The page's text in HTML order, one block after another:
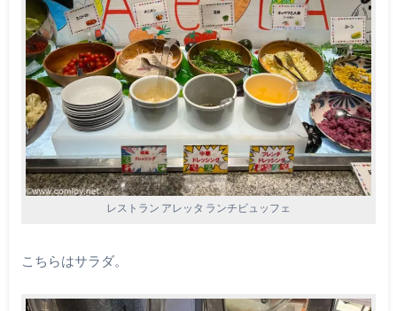
レストラン アレッタ ランチビュッフェ
こちらはサラダ。